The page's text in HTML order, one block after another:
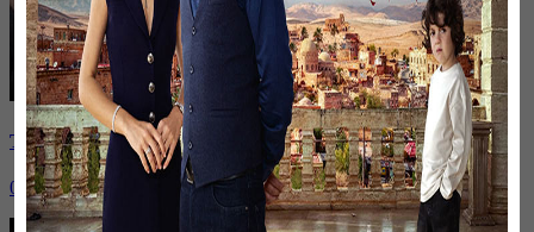
Таптым-ау сені. 7-шығарылым | 7-выпуск
08 декабря, 22:00